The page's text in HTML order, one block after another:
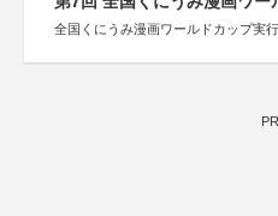
全国くにうみ漫画ワールドカップ実
PR